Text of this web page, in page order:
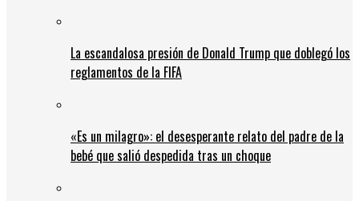
La escandalosa presión de Donald Trump que doblegó los
reglamentos de la FIFA
«Es un milagro»: el desesperante relato del padre de la
bebé que salió despedida tras un choque